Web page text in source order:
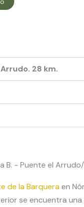
28 km.
B. - Puente el
de la Barqueraen
se encuentra